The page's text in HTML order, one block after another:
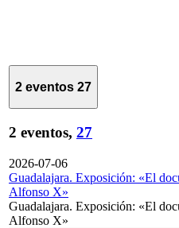
2 eventos 27
2 eventos, 27
2026-07-06
Guadalajara. Exposición: «El
Alfonso X»
Guadalajara. Exposición: «El
Alfonso X»